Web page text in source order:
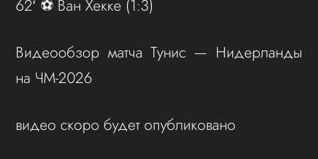
62′ ⚽️ Ван Хекке (1:3)
Видеообзор матча Тунис — Нидерланды
на ЧМ-2026
видео скоро будет опубликовано